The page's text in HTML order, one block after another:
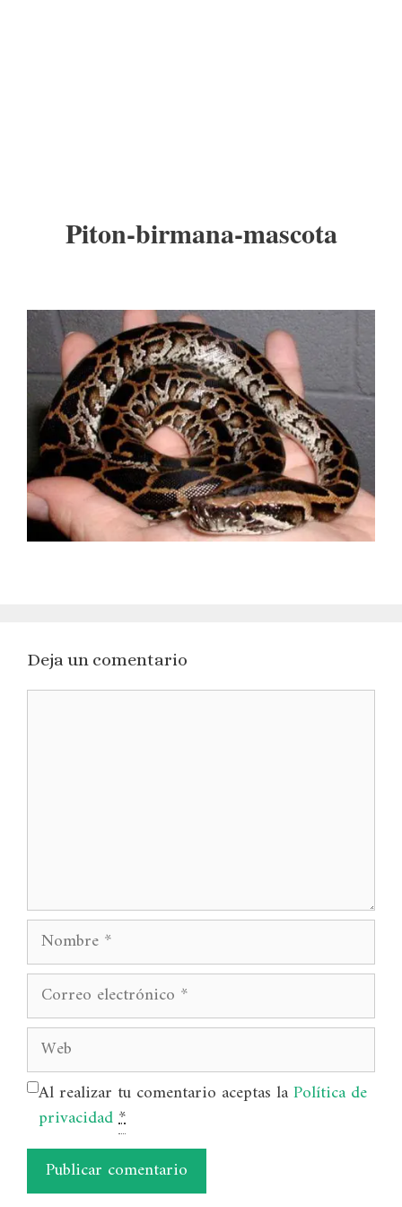
Piton-birmana-mascota
Deja un comentario
Nombre
Correo
electrónico
Web
Al realizar tu comentario aceptas laPolítica de
privacidad*